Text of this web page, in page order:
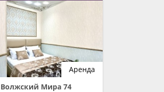
Аренда
Волжский Мира 74